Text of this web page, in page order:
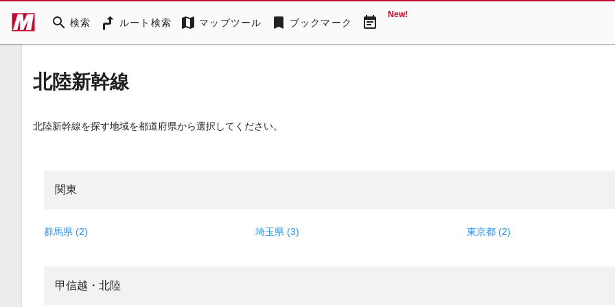
search 検索 ルート検索 map マップツール bookmark ブックマーク event_note New!
北陸新幹線
北陸新幹線を探す地域を都道府県から選択してください。
関東
群馬県 (2) 埼玉県 (3) 東京都 (2)
甲信越・北陸